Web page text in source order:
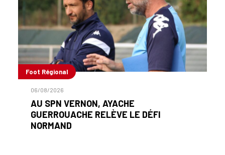
Foot Régional
06/08/2026
AU SPN VERNON, AYACHE
GUERROUACHE RELÈVE LE DÉFI
NORMAND